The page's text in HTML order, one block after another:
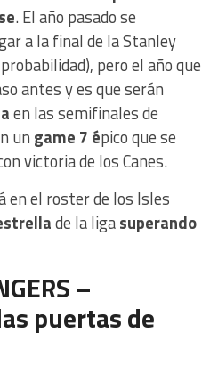
. El año pasado se
a la final de la Stanley
pero el año que
antes y es que serán
en las semifinales de
un game 7 épico que se
victoria de los Canes.
en el roster de los Isles
de la ligasuperando
–
puertas de